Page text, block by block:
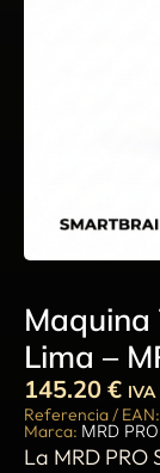
Lima –
145.20 €
Referencia / EAN:
Marca: MRD PRO
La MRD